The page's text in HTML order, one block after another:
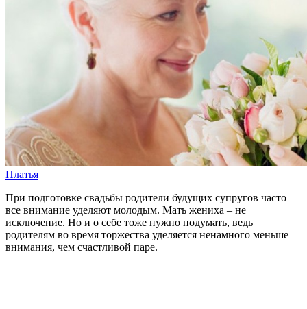
Платья
При подготовке свадьбы родители будущих супругов часто
все внимание уделяют молодым. Мать жениха – не
исключение. Но и о себе тоже нужно подумать, ведь
родителям во время торжества уделяется ненамного меньше
внимания, чем счастливой паре.